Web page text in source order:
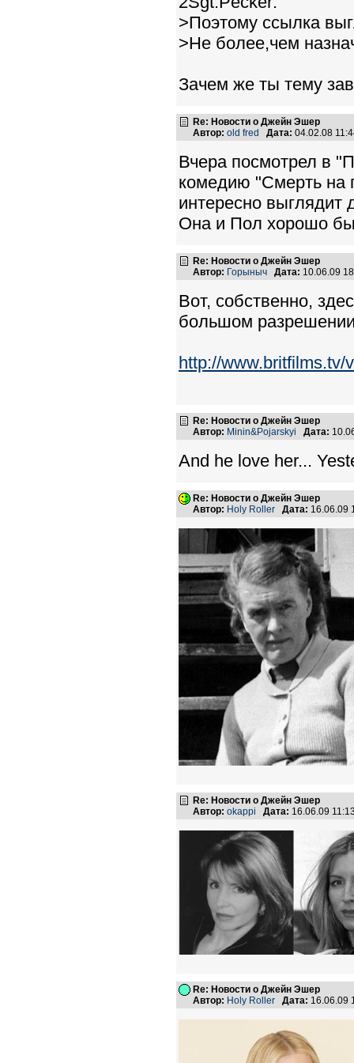
>Поэтому ссылка
>Не более,чем
Зачем же ты тему
Re: Новости о Джейн Эшер
Автор: old fred Дата: 04.02.08
Вчера посмотрел в
комедию "Смерть на
интересно выглядит
Она и Пол хорошо бы
Re: Новости о Джейн Эшер
Автор: Горыныч Дата: 10.06.09
Вот, собственно,
большом
http://www.britfilms.tv/
Re: Новости о Джейн Эшер
Автор: Minin&Pojarskyi Дата:
And he love her...
Re: Новости о Джейн Эшер
Автор: Holy Roller Дата:
Re: Новости о Джейн Эшер
Автор: okappi Дата: 16.06.09
Re: Новости о Джейн Эшер
Автор: Holy Roller Дата: